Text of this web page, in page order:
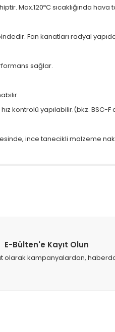
Max.120ºC sıcaklığında hava
Fan kanatları radyal
sağlar.
kontrolü yapılabilir.(bkz. BSC-F
ince tanecikli malzeme
E-Bülten'e Kayıt Olun
olarak kampanyalardan,